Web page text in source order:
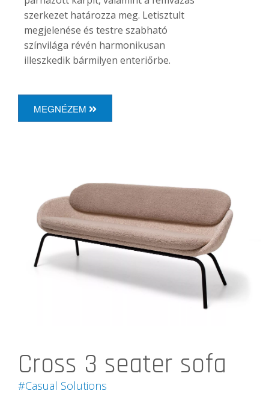
szerkezet határozza meg. Letisztult
megjelenése és testre szabható
színvilága révén harmonikusan
illeszkedik bármilyen enteriőrbe.
MEGNÉZEM
Cross 3 seater sofa
#Casual Solutions